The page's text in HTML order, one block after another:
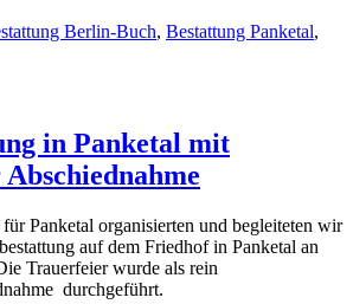
Berlin-Buch, Bestattung Panketal,
in Panketal mit
Panketal organisierten und begleiteten wir
auf dem Friedhof in Panketal an
Trauerfeier wurde als rein
durchgeführt.